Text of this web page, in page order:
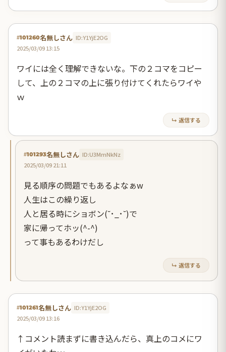
#101260名無しさん ID:Y1YjE2OG
2025/03/09 13:15
ワイには全く理解できないな。下の２コマをコピー
して、上の２コマの上に張り付けてくれたらワイや
ｗ
↳ 返信する
#101293名無しさん ID:U3MmNkNz
2025/03/09 21:11
見る順序の問題でもあるよなぁw
人生はこの繰り返し
人と居る時にショボン(⁠˘⁠･⁠_⁠･⁠˘⁠)で
家に帰ってホッ(^-^)
って事もあるわけだし
↳ 返信する
#101261名無しさん ID:Y1YjE2OG
2025/03/09 13:16
↑コメント読まずに書き込んだら、真上のコメにワ